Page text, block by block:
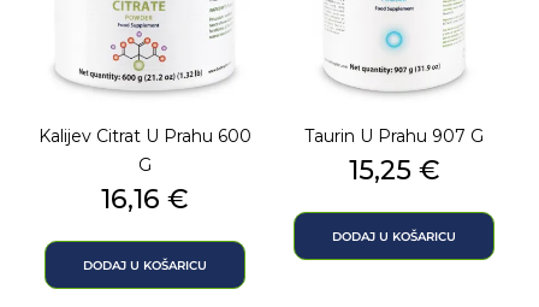
Kalijev Citrat U Prahu 600
G
Cijena
16,16 €
DODAJ U KOŠARICU
Taurin U Prahu 907 G
Cijena
15,25 €
DODAJ U KOŠARICU